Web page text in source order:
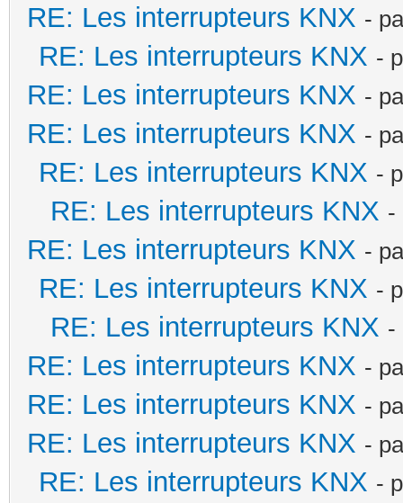
RE: Les interrupteurs KNX -
RE: Les interrupteurs KNX -
RE: Les interrupteurs KNX -
RE: Les interrupteurs KNX -
RE: Les interrupteurs KNX -
RE: Les interrupteurs KNX -
RE: Les interrupteurs KNX -
RE: Les interrupteurs KNX -
RE: Les interrupteurs KNX -
RE: Les interrupteurs KNX -
RE: Les interrupteurs KNX -
RE: Les interrupteurs KNX -
RE: Les interrupteurs KNX -